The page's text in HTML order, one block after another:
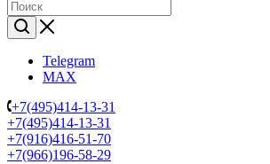
Telegram
MAX
+7(495)414-13-31
+7(495)414-13-31
+7(916)416-51-70
+7(966)196-58-29